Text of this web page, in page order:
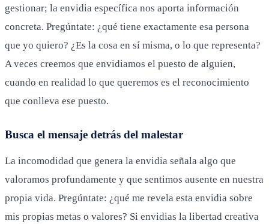
gestionar; la envidia específica nos aporta información
concreta. Pregúntate: ¿qué tiene exactamente esa persona
que yo quiero? ¿Es la cosa en sí misma, o lo que representa?
A veces creemos que envidiamos el puesto de alguien,
cuando en realidad lo que queremos es el reconocimiento
que conlleva ese puesto.
Busca el mensaje detrás del malestar
La incomodidad que genera la envidia señala algo que
valoramos profundamente y que sentimos ausente en nuestra
propia vida. Pregúntate: ¿qué me revela esta envidia sobre
mis propias metas o valores? Si envidias la libertad creativa